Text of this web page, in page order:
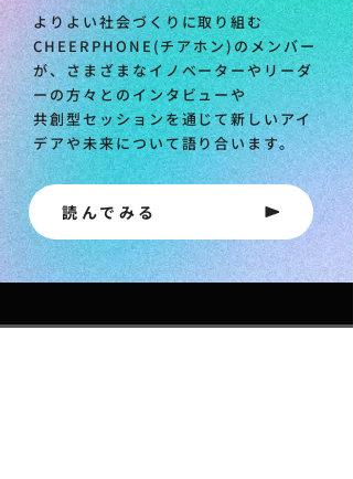
よりよい社会づくりに取り組む
CHEERPHONE(チアホン)のメンバー
が、さまざまなイノベーターやリーダ
ーの方々とのインタビューや
共創型セッションを通じて新しいアイ
デアや未来について語り合います。
読んでみる